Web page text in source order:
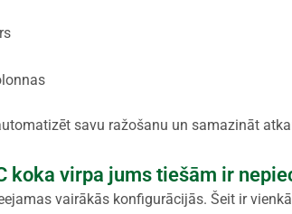
savu ražošanu un samazināt
koka virpa jums tiešām ir
vairākās konfigurācijās. Šeit ir